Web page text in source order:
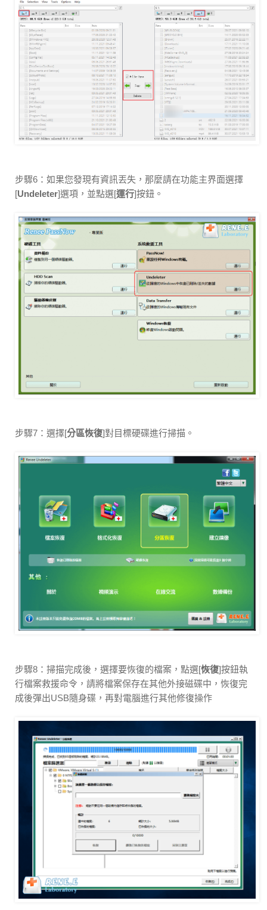
步驟6：如果您發現有資訊丟失，那麼請在功能主界面選擇
[Undeleter]選項，並點選[運行]按鈕。
步驟7：選擇[分區恢復]對目標硬碟進行掃描。
步驟8：掃描完成後，選擇要恢復的檔案，點選[恢復]按鈕執
行檔案救援命令，請將檔案保存在其他外接磁碟中，恢復完
成後彈出USB隨身碟，再對電腦進行其他修復操作